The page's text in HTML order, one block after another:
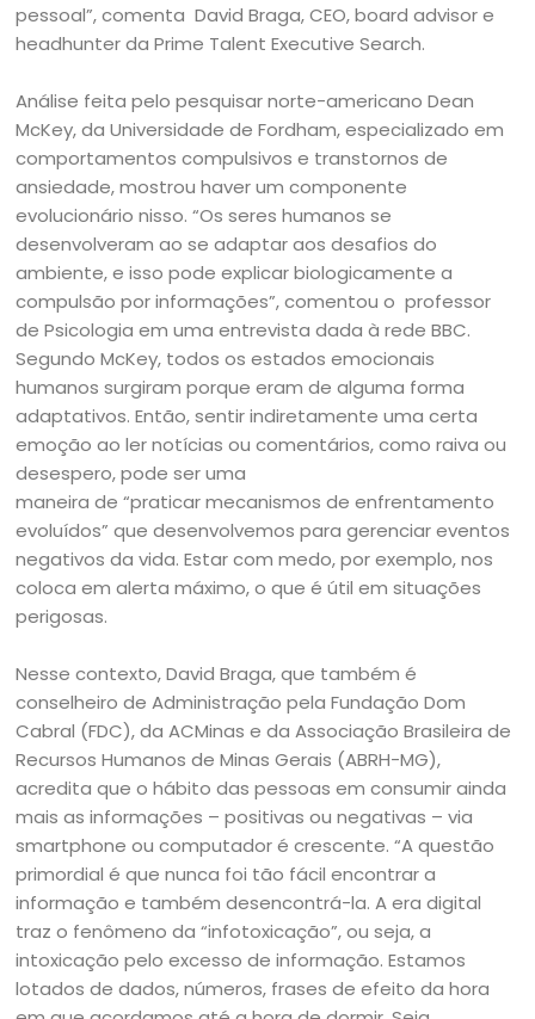
pessoal”, comenta David Braga, CEO, board advisor e
headhunter da Prime Talent Executive Search.
Análise feita pelo pesquisar norte-americano Dean
McKey, da Universidade de Fordham, especializado em
comportamentos compulsivos e transtornos de
ansiedade, mostrou haver um componente
evolucionário nisso. “Os seres humanos se
desenvolveram ao se adaptar aos desafios do
ambiente, e isso pode explicar biologicamente a
compulsão por informações”, comentou o professor
de Psicologia em uma entrevista dada à rede BBC.
Segundo McKey, todos os estados emocionais
humanos surgiram porque eram de alguma forma
adaptativos. Então, sentir indiretamente uma certa
emoção ao ler notícias ou comentários, como raiva ou
desespero, pode ser uma
maneira de “praticar mecanismos de enfrentamento
evoluídos” que desenvolvemos para gerenciar eventos
negativos da vida. Estar com medo, por exemplo, nos
coloca em alerta máximo, o que é útil em situações
perigosas.
Nesse contexto, David Braga, que também é
conselheiro de Administração pela Fundação Dom
Cabral (FDC), da ACMinas e da Associação Brasileira de
Recursos Humanos de Minas Gerais (ABRH-MG),
acredita que o hábito das pessoas em consumir ainda
mais as informações – positivas ou negativas – via
smartphone ou computador é crescente. “A questão
primordial é que nunca foi tão fácil encontrar a
informação e também desencontrá-la. A era digital
traz o fenômeno da “infotoxicação”, ou seja, a
intoxicação pelo excesso de informação. Estamos
lotados de dados, números, frases de efeito da hora